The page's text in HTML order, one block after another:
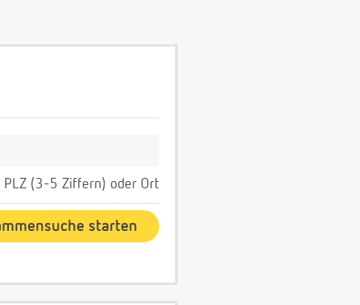
PLZ (3-5 Ziffern) oder Ort